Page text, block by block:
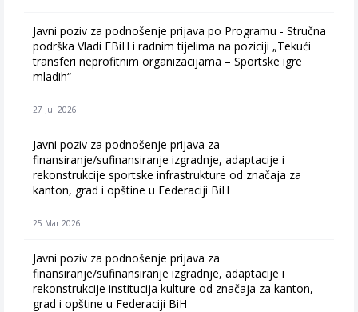
Javni poziv za podnošenje prijava po Programu - Stručna
podrška Vladi FBiH i radnim tijelima na poziciji „Tekući
transferi neprofitnim organizacijama – Sportske igre
mladih“
27 Jul 2026
Javni poziv za podnošenje prijava za
finansiranje/sufinansiranje izgradnje, adaptacije i
rekonstrukcije sportske infrastrukture od značaja za
kanton, grad i opštine u Federaciji BiH
25 Mar 2026
Javni poziv za podnošenje prijava za
finansiranje/sufinansiranje izgradnje, adaptacije i
rekonstrukcije institucija kulture od značaja za kanton,
grad i opštine u Federaciji BiH